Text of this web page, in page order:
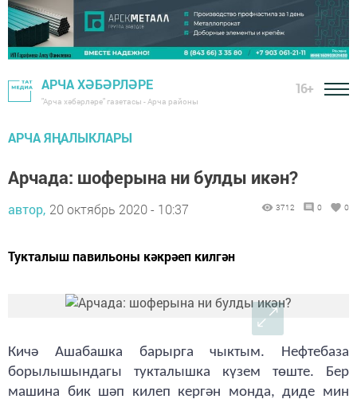
АРЧА ХӘБӘРЛӘРЕ
"Арча хәбәрләре" газетасы - Арча районы
16+
АРЧА ЯҢАЛЫКЛАРЫ
Арчада: шоферына ни булды икән?
автор, 20 октябрь 2020 - 10:37 3712 0 0
Тукталыш павильоны кәкрәеп килгән
Кичә Ашабашка барырга чыктым. Нефтебаза
борылышындагы тукталышка күзем төште. Бер
машина бик шәп килеп кергән монда, диде мин